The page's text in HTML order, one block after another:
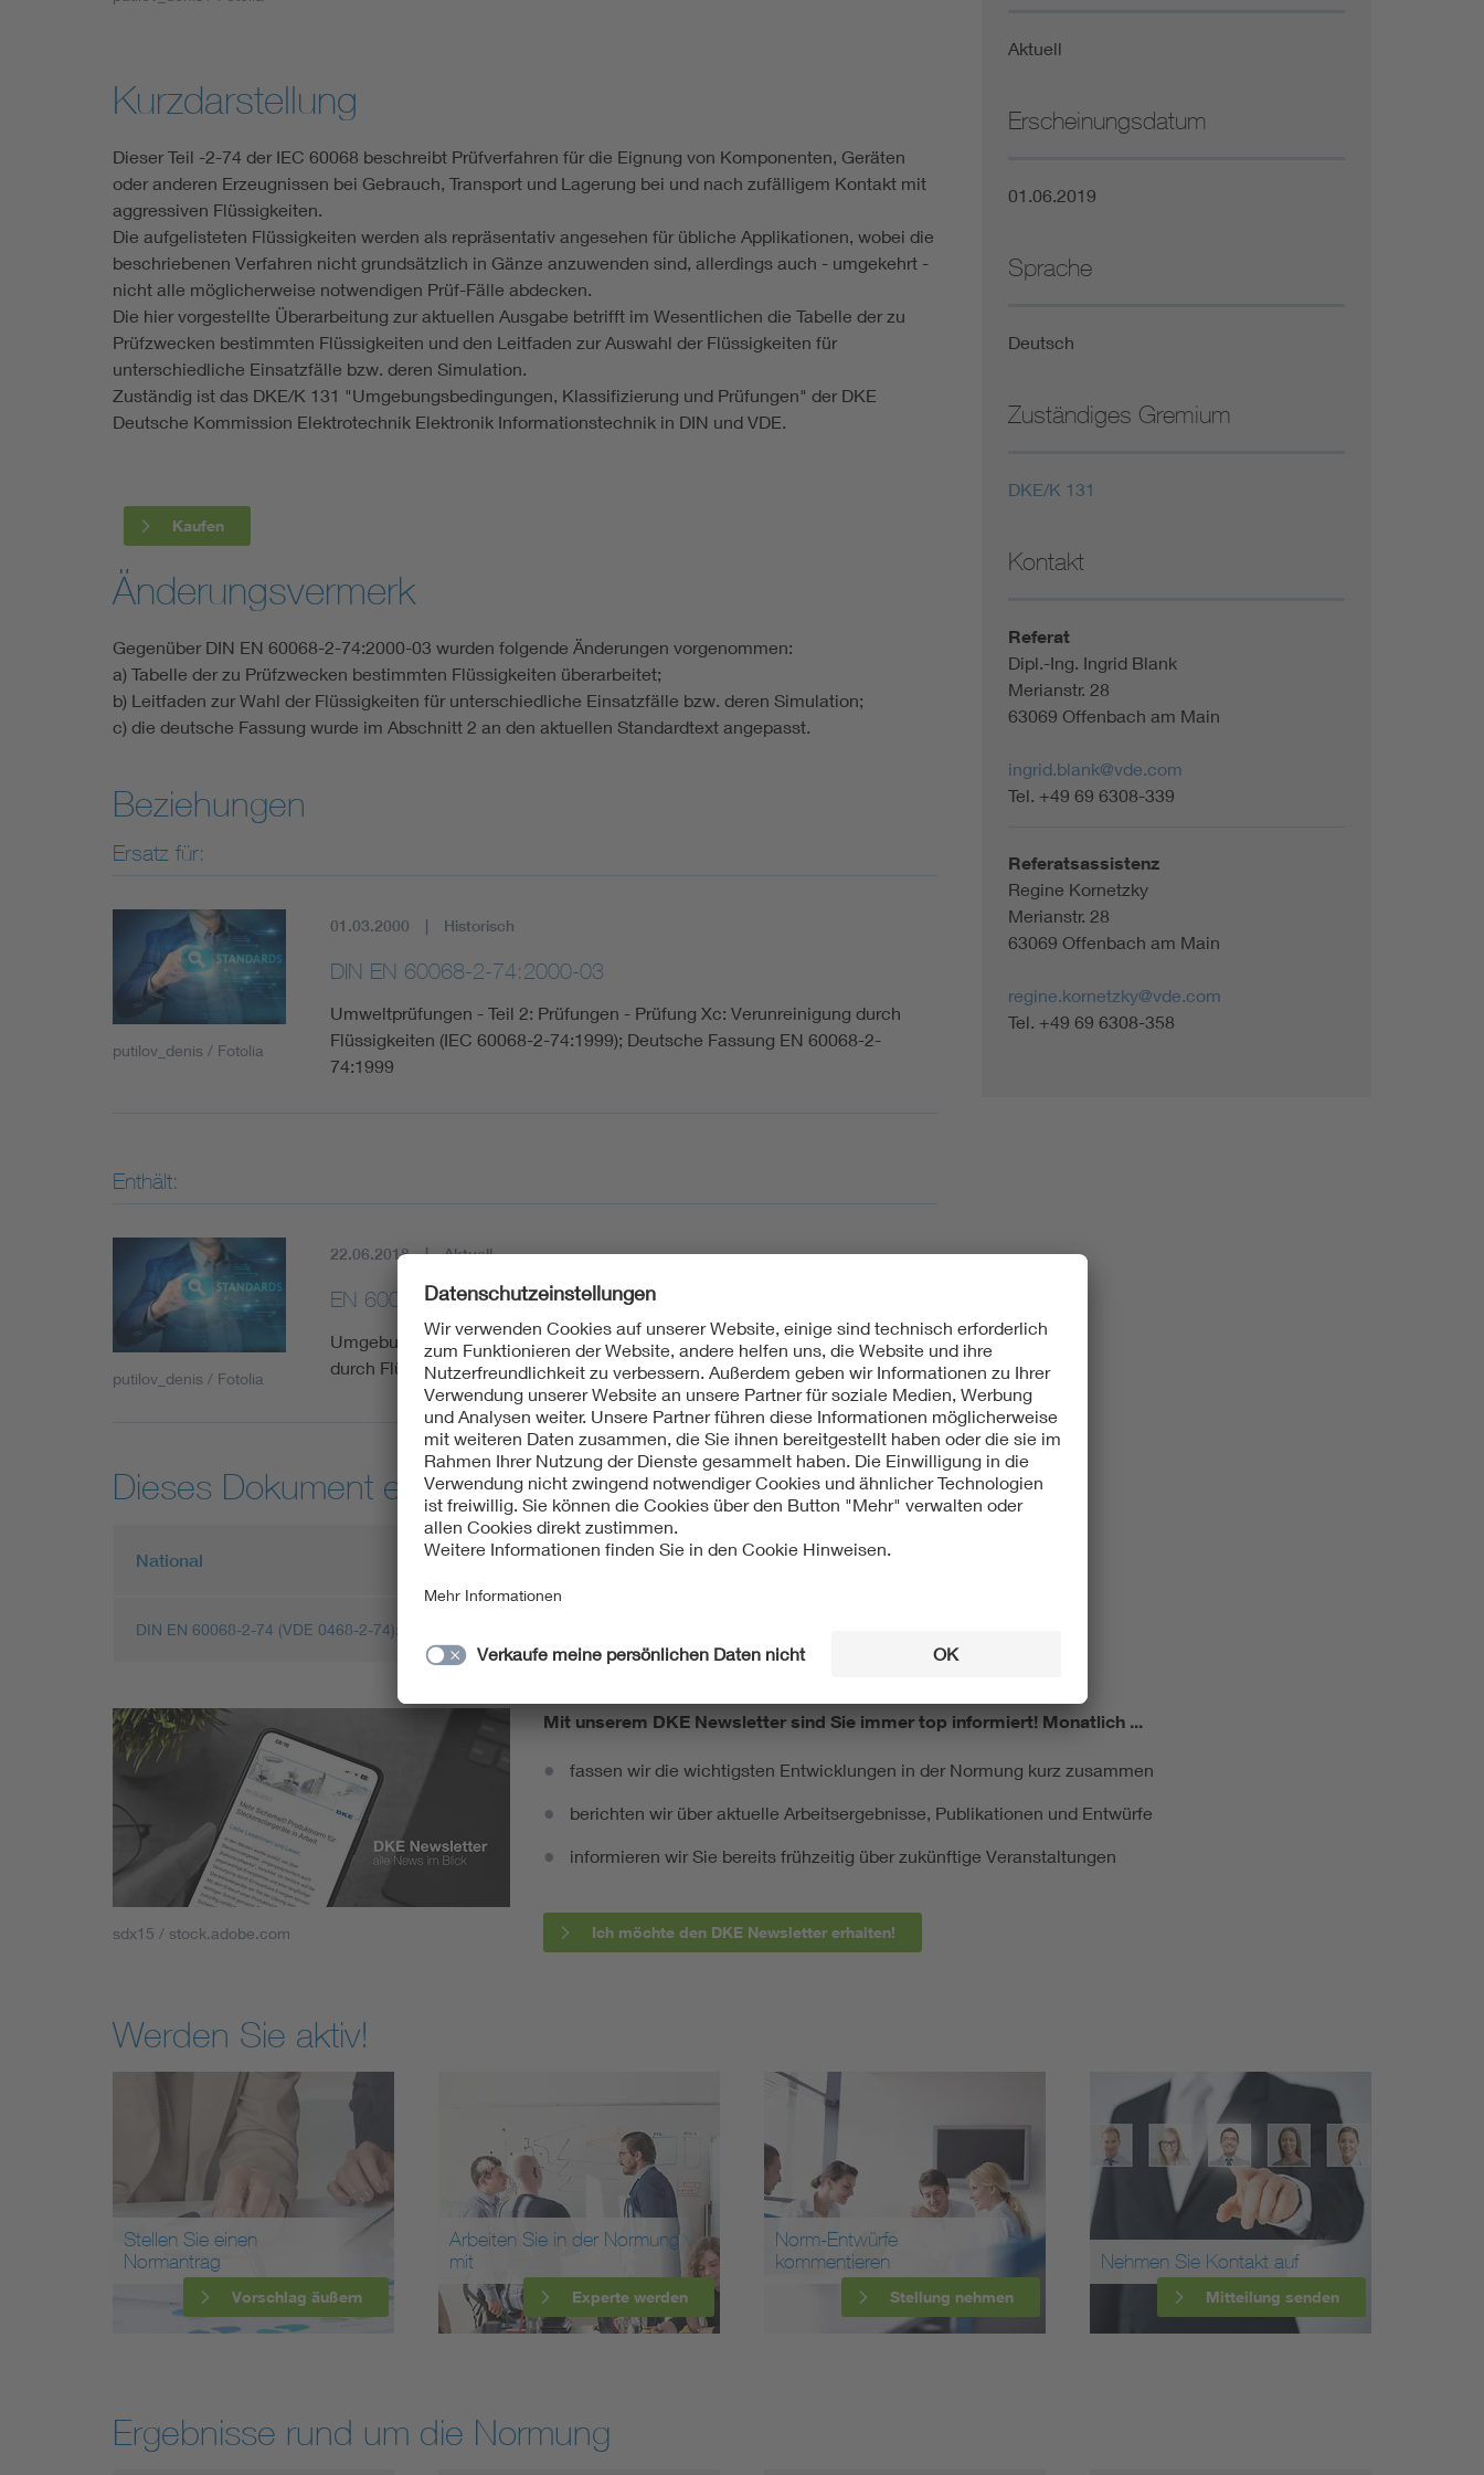
Living
Smart Cities
Kurzdarstellung
Dieser Teil -2-74 der IEC 60068 beschreibt Prüfverfahren für die Eignung von Komponenten, Geräten
oder anderen Erzeugnissen bei Gebrauch, Transport und Lagerung bei und nach zufälligem Kontakt mit
aggressiven Flüssigkeiten.
Die aufgelisteten Flüssigkeiten werden als repräsentativ angesehen für übliche Applikationen, wobei die
beschriebenen Verfahren nicht grundsätzlich in Gänze anzuwenden sind, allerdings auch - umgekehrt -
nicht alle möglicherweise notwendigen Prüf-Fälle abdecken.
Die hier vorgestellte Überarbeitung zur aktuellen Ausgabe betrifft im Wesentlichen die Tabelle der zu
Prüfzwecken bestimmten Flüssigkeiten und den Leitfaden zur Auswahl der Flüssigkeiten für
unterschiedliche Einsatzfälle bzw. deren Simulation.
Zuständig ist das DKE/K 131 "Umgebungsbedingungen, Klassifizierung und Prüfungen" der DKE
Deutsche Kommission Elektrotechnik Elektronik Informationstechnik in DIN und VDE.
Kaufen
Änderungsvermerk
Gegenüber DIN EN 60068-2-74:2000-03 wurden folgende Änderungen vorgenommen:
a) Tabelle der zu Prüfzwecken bestimmten Flüssigkeiten überarbeitet;
b) Leitfaden zur Wahl der Flüssigkeiten für unterschiedliche Einsatzfälle bzw. deren Simulation;
c) die deutsche Fassung wurde im Abschnitt 2 an den aktuellen Standardtext angepasst.
Beziehungen
Ersatz für:
putilov_denis / Fotolia
01.03.2000 Historisch
DIN EN 60068-2-74:2000-03
Umweltprüfungen - Teil 2: Prüfungen - Prüfung Xc: Verunreinigung durch
Flüssigkeiten (IEC 60068-2-74:1999); Deutsche Fassung EN 60068-2-
74:1999
Enthält:
putilov_denis / Fotolia
22.06.2018 Aktuell
EN 60068-2-74:1999/A1:2018-06
Umgebungseinflüsse - Teil 2-74: Prüfverfahren - Prüfung Xc: Verunreinigung
durch Flüssigkeiten
Dieses Dokument entspricht:
National Europäisch
DIN EN 60068-2-74 (VDE 0468-2-74):2019-06
Aktuell
Erscheinungsdatum
01.06.2019
Sprache
Deutsch
Zuständiges Gremium
DKE/K 131
Kontakt
Referat
Dipl.-Ing. Ingrid Blank
Merianstr. 28
63069 Offenbach am Main
ingrid.blank@vde.com
Tel. +49 69 6308-339
Referatsassistenz
Regine Kornetzky
Merianstr. 28
63069 Offenbach am Main
regine.kornetzky@vde.com
Tel. +49 69 6308-358
sdx15 / stock.adobe.com
Mit unserem DKE Newsletter sind Sie immer top informiert! Monatlich ...
fassen wir die wichtigsten Entwicklungen in der Normung kurz zusammen
berichten wir über aktuelle Arbeitsergebnisse, Publikationen und Entwürfe
informieren wir Sie bereits frühzeitig über zukünftige Veranstaltungen
Ich möchte den DKE Newsletter erhalten!
Werden Sie aktiv!
Stellen Sie einen
Normantrag
Vorschlag äußern
Arbeiten Sie in der Normung
mit
Experte werden
Norm-Entwürfe
kommentieren
Stellung nehmen
Nehmen Sie Kontakt auf
Mitteilung senden
Ergebnisse rund um die Normung